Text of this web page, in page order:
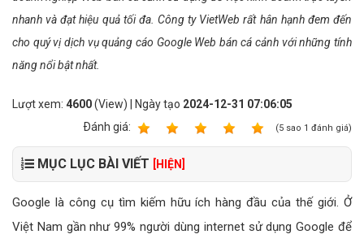
nhanh và đạt hiệu quả tối đa. Công ty VietWeb rất hân hạnh đem đến
cho quý vị dịch vụ quảng cáo Google Web bán cá cảnh với những tính
năng nổi bật nhất.
Lượt xem: 4600(View) | Ngày tạo 2024-12-31 07:06:05
Ðánh giá:
(5 sao 1 đánh giá)
MỤC LỤC BÀI VIẾT [HIỆN]
Google là công cụ tìm kiếm hữu ích hàng đầu của thế giới. Ở
Việt Nam gần như 99% người dùng internet sử dụng Google để